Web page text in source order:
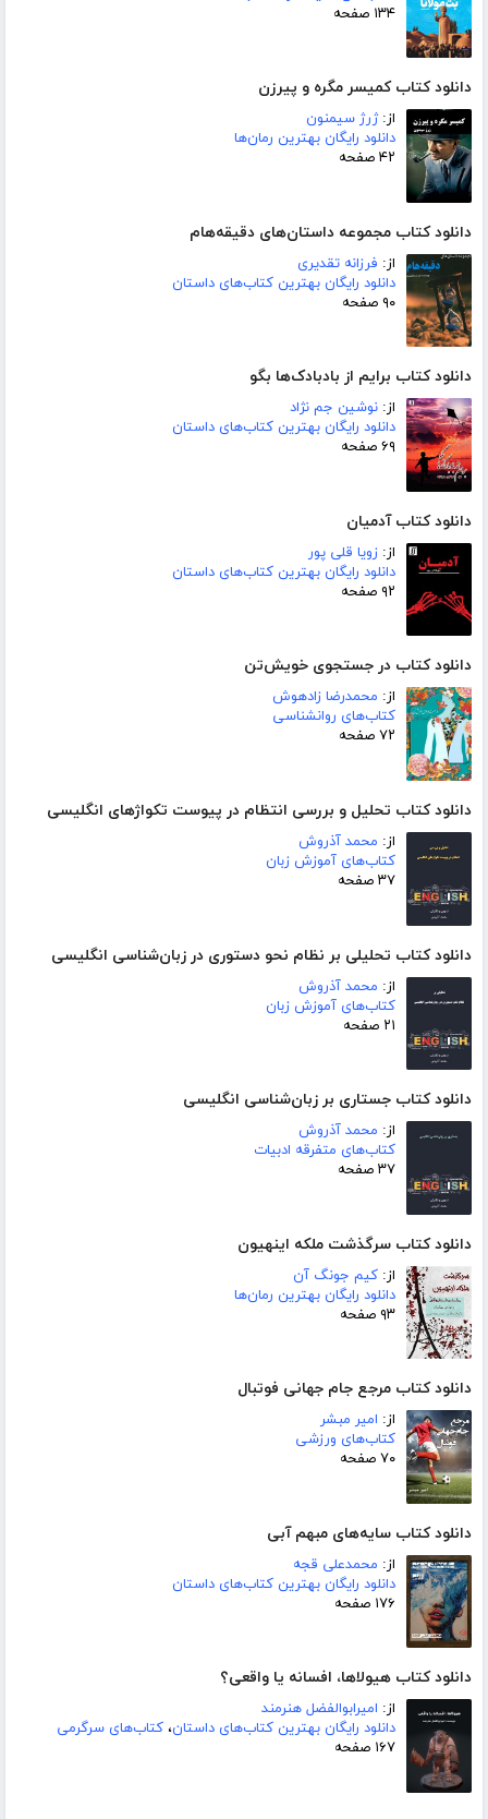
۱۳۴ صفحه
دانلود کتاب کمیسر مگره و پیرزن
از:ژرژ سیمنون
دانلود رایگان بهترین رمان‌ها
۴۲ صفحه
دانلود کتاب مجموعه داستان‌های دقیقه‌هام
از: فرزانه تقدیری
دانلود رایگان بهترین کتاب‌های داستان
۹۰ صفحه
دانلود کتاب برایم از بادبادک‌ها بگو
از: نوشین جم نژاد
دانلود رایگان بهترین کتاب‌های داستان
۶۹ صفحه
دانلود کتاب آدمیان
از: زویا قلی پور
دانلود رایگان بهترین کتاب‌های داستان
۹۲ صفحه
دانلود کتاب در جستجوی خویش‌تن
از: محمدرضا زادهوش
کتاب‌های روانشناسی
۷۲ صفحه
دانلود کتاب تحلیل و بررسی انتظام در پیوست تکواژهای انگلیسی
از: محمد آذروش
کتاب‌های آموزش زبان
۳۷ صفحه
دانلود کتاب تحلیلی بر نظام نحو دستوری در زبان‌شناسی انگلیسی
از: محمد آذروش
کتاب‌های آموزش زبان
۲۱ صفحه
دانلود کتاب جستاری بر زبان‌شناسی انگلیسی
از: محمد آذروش
کتاب‌های متفرقه ادبیات
۳۷ صفحه
دانلود کتاب سرگذشت ملکه اینهیون
از: کیم جونگ آن
دانلود رایگان بهترین رمان‌ها
۹۳ صفحه
دانلود کتاب مرجع جام جهانی فوتبال
از: امیر مبشر
کتاب‌های ورزشی
۷۰ صفحه
دانلود کتاب سایه‌های مبهم آبی
از: محمدعلی قجه
دانلود رایگان بهترین کتاب‌های داستان
۱۷۶ صفحه
دانلود کتاب هیولاها، افسانه یا واقعی؟
از: امیرابوالفضل هنرمند
دانلود رایگان بهترین کتاب‌های داستان، کتاب‌های سرگرمی
۱۶۷ صفحه